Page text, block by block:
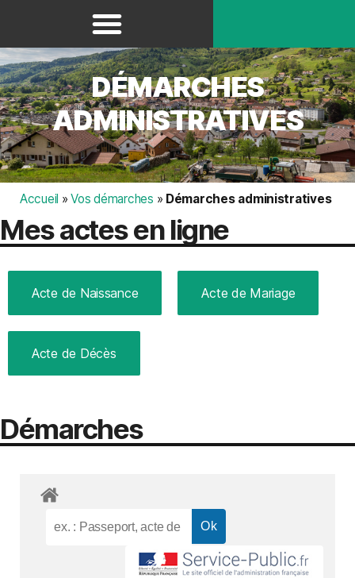
DÉMARCHES
ADMINISTRATIVES
Accueil »Vos démarches » Démarches administratives
Mes actes en ligne
Acte de Naissance Acte de Mariage
Acte de Décès
Démarches